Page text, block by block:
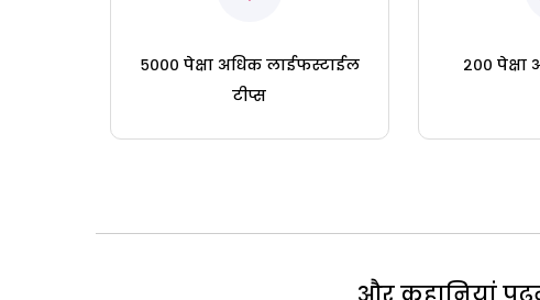
५००० पेक्षा अधिक लाईफस्टाईल
टीप्स
२०० पेक्षा